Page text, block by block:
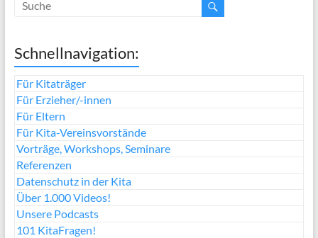
Schnellnavigation:
Für Kitaträger
Für Erzieher/-innen
Für Eltern
Für Kita-Vereinsvorstände
Vorträge, Workshops, Seminare
Referenzen
Datenschutz in der Kita
Über 1.000 Videos!
Unsere Podcasts
101 KitaFragen!